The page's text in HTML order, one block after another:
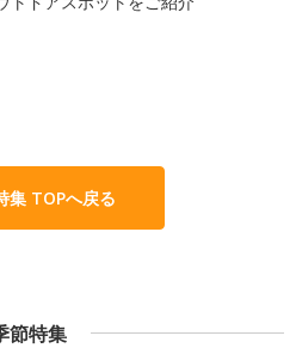
集 TOPへ戻る
節特集